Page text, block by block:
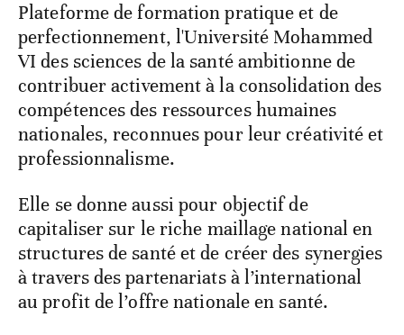
Plateforme de formation pratique et de
perfectionnement, l'Université Mohammed
VI des sciences de la santé ambitionne de
contribuer activement à la consolidation des
compétences des ressources humaines
nationales, reconnues pour leur créativité et
professionnalisme.
Elle se donne aussi pour objectif de
capitaliser sur le riche maillage national en
structures de santé et de créer des synergies
à travers des partenariats à l’international
au profit de l’offre nationale en santé.